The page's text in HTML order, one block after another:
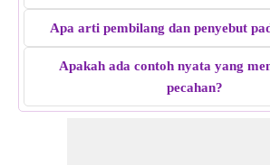
Apa arti pembilang dan penyebut
Apakah ada contoh nyata yang
pecahan?